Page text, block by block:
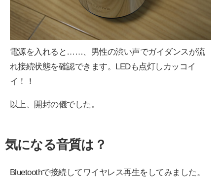
電源を入れると……、男性の渋い声でガイダンスが流
れ接続状態を確認できます。LEDも点灯しカッコイ
イ！！
以上、開封の儀でした。
気になる音質は？
Bluetoothで接続してワイヤレス再生をしてみました。